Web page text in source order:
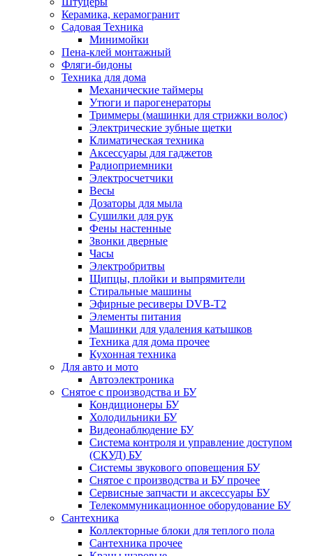
Керамика, керамогранит
Садовая Техника
Минимойки
Пена-клей монтажный
Фляги-бидоны
Техника для дома
Механические таймеры
Утюги и парогенераторы
Триммеры (машинки для стрижки волос)
Электрические зубные щетки
Климатическая техника
Аксессуары для гаджетов
Радиоприемники
Электросчетчики
Весы
Дозаторы для мыла
Сушилки для рук
Фены настенные
Звонки дверные
Часы
Электробритвы
Щипцы, плойки и выпрямители
Стиральные машины
Эфирные ресиверы DVB-T2
Элементы питания
Машинки для удаления катышков
Техника для дома прочее
Кухонная техника
Для авто и мото
Автоэлектроника
Снятое с производства и БУ
Кондиционеры БУ
Холодильники БУ
Видеонаблюдение БУ
Система контроля и управление доступом
(СКУД) БУ
Системы звукового оповещения БУ
Снятое с производства и БУ прочее
Сервисные запчасти и аксессуары БУ
Телекоммуникационное оборудование БУ
Сантехника
Коллекторные блоки для теплого пола
Сантехника прочее